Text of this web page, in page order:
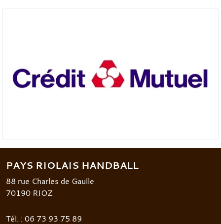
PAYS RIOLAIS HANDBALL
88 rue Charles de Gaulle
70190 RIOZ
Tél. : 06 73 93 75 89